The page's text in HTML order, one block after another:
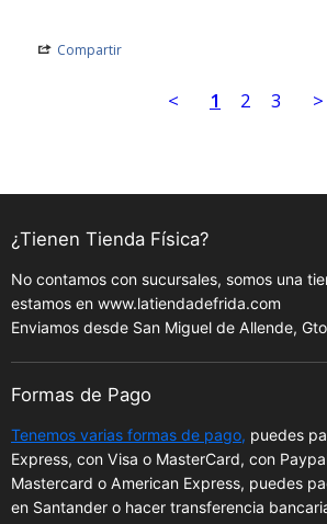
Compartir
< 1 2 3 >
¿Tienen Tienda Física?
No contamos con sucursales, somos una
estamos en www.latiendadefrida.com
Enviamos desde San Miguel de Allende, Gto
Formas de Pago
Tenemos varias formas de pago, puedes
Express, con Visa o MasterCard, con
Mastercard o American Express, puedes
en Santander o hacer transferencia